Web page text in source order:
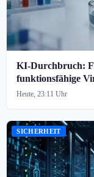
KI-Durchbruch:
funktionsfähige
Heute, 23:11 Uhr
SICHERHEIT